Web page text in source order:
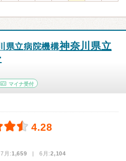
県立病院機構神奈川県立
マイナ受付
4.28
月:1,659 | 6月:2,104